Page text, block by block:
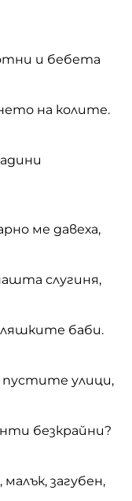
и бебета
на колите.
ме давеха,
слугиня,
баби.
улици,
безкрайни?
загубен,